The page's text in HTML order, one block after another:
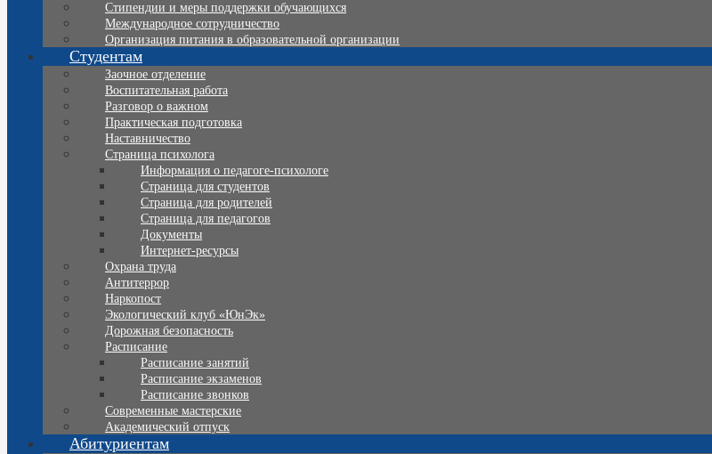
Стипендии и меры поддержки обучающихся
Международное сотрудничество
Организация питания в образовательной организации
Студентам
Заочное отделение
Воспитательная работа
Разговор о важном
Практическая подготовка
Наставничество
Страница психолога
Информация о педагоге-психологе
Страница для студентов
Страница для родителей
Страница для педагогов
Документы
Интернет-ресурсы
Охрана труда
Антитеррор
Наркопост
Экологический клуб «ЮнЭк»
Дорожная безопасность
Расписание
Расписание занятий
Расписание экзаменов
Расписание звонков
Современные мастерские
Академический отпуск
Абитуриентам